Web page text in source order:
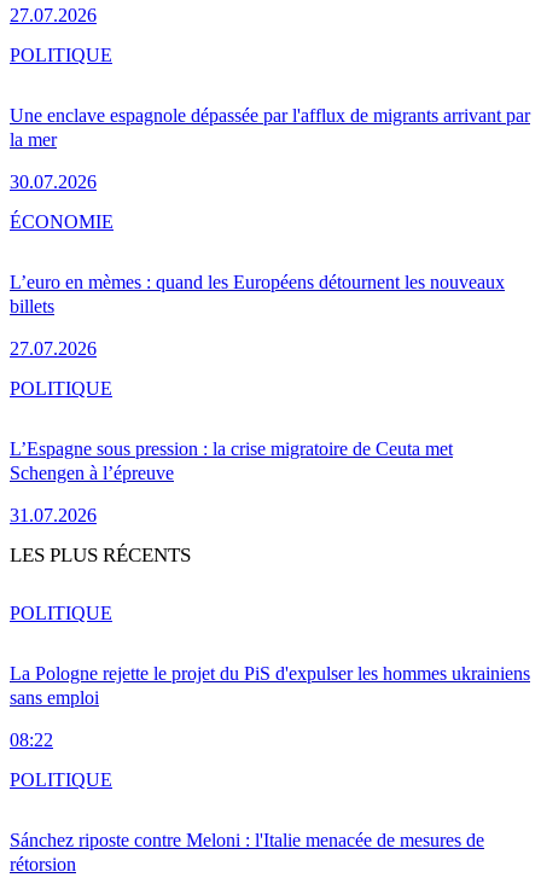
27.07.2026
Une enclave espagnole dépassée par l'afflux de migrants arrivant par
la mer
30.07.2026
POLITIQUE
L’euro en mèmes : quand les Européens détournent les nouveaux
billets
27.07.2026
ÉCONOMIE
L’Espagne sous pression : la crise migratoire de Ceuta met
Schengen à l’épreuve
31.07.2026
POLITIQUE
LES PLUS RÉCENTS
La Pologne rejette le projet du PiS d'expulser les hommes ukrainiens
sans emploi
08:22
POLITIQUE
Sánchez riposte contre Meloni : l'Italie menacée de mesures de
rétorsion
POLITIQUE